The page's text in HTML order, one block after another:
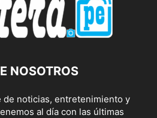
NOSOTROS
de noticias, entretenimiento y
al día con las últimas